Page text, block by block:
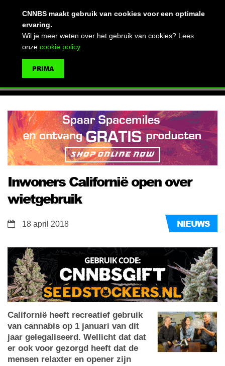
Inwoners Californië open over
wietgebruik
NIEUWS
18 april 2018
Californië heeft recreatief gebruik
van cannabis op 1 januari van dit
jaar gelegaliseerd. Wellicht dat dat
er ook voor gezorgd heeft dat de
mensen relaxter en opener zijn
CNNBS maakt gebruik van cookies voor een optimale
ervaring.
Wil je meer weten over het gebruik van cookies? Lees
onze cookie policy.
PRIMA